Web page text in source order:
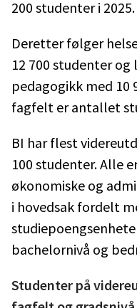
200 studenter i 2025.
Deretter følger
12 700 studenter
pedagogikk med 10
fagfelt er antallet
BI har flest
100 studenter. Alle
økonomiske og
i hovedsak fordelt
bachelornivå og
Studenter på